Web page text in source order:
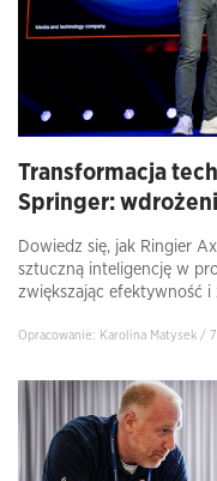
Transformacja
Springer:
Dowiedz się, jak Ringier
sztuczną inteligencję w
zwiększając efektywność
Opracowanie: Karolina Matysek /